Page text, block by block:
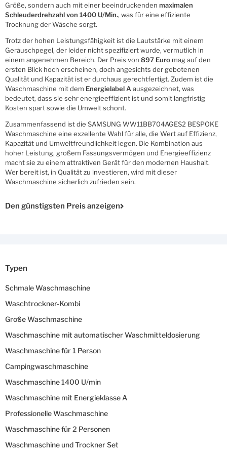
Größe, sondern auch mit einer beeindruckenden maximalen
Schleuderdrehzahl von 1400 U/Min., was für eine effiziente
Trocknung der Wäsche sorgt.
Trotz der hohen Leistungsfähigkeit ist die Lautstärke mit einem
Geräuschpegel, der leider nicht spezifiziert wurde, vermutlich in
einem angenehmen Bereich. Der Preis von 897 Euro mag auf den
ersten Blick hoch erscheinen, doch angesichts der gebotenen
Qualität und Kapazität ist er durchaus gerechtfertigt. Zudem ist die
Waschmaschine mit dem Energielabel A ausgezeichnet, was
bedeutet, dass sie sehr energieeffizient ist und somit langfristig
Kosten spart sowie die Umwelt schont.
Zusammenfassend ist die SAMSUNG WW11BB704AGES2 BESPOKE
Waschmaschine eine exzellente Wahl für alle, die Wert auf Effizienz,
Kapazität und Umweltfreundlichkeit legen. Die Kombination aus
hoher Leistung, großem Fassungsvermögen und Energieeffizienz
macht sie zu einem attraktiven Gerät für den modernen Haushalt.
Wer bereit ist, in Qualität zu investieren, wird mit dieser
Waschmaschine sicherlich zufrieden sein.
Den günstigsten Preis anzeigen
Typen
Schmale Waschmaschine
Waschtrockner-Kombi
Große Waschmaschine
Waschmaschine mit automatischer Waschmitteldosierung
Waschmaschine für 1 Person
Campingwaschmaschine
Waschmaschine 1400 U/min
Waschmaschine mit Energieklasse A
Professionelle Waschmaschine
Waschmaschine für 2 Personen
Waschmaschine und Trockner Set